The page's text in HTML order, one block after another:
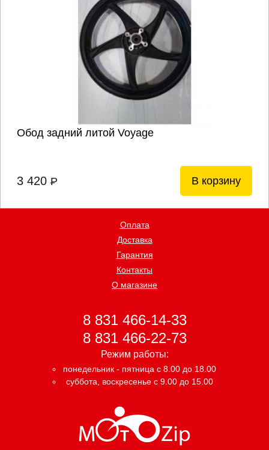
Обод задний литой Voyage
3 420 P В корзину
Оплата
Доставка
Гарантия
Контакты
О магазине
8 831 466-14-33
8 831 466-22-73
Режим работы:
понедельник - пятница с 8.00 до 18.00
суббота, воскресенье с 9.00 до 15.00